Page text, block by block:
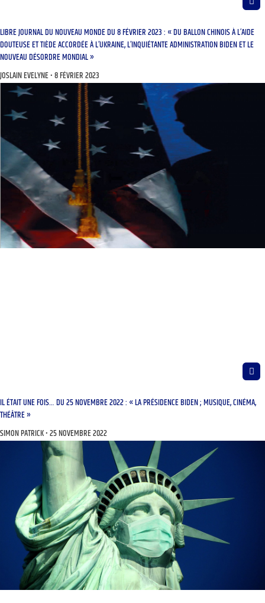
LIBRE JOURNAL DU NOUVEAU MONDE DU 8 FÉVRIER 2023 : « DU BALLON CHINOIS À L’AIDE
DOUTEUSE ET TIÈDE ACCORDÉE À L’UKRAINE, L’INQUIÉTANTE ADMINISTRATION BIDEN ET LE
NOUVEAU DÉSORDRE MONDIAL »
JOSLAIN EVELYNE 8 FÉVRIER 2023
IL ÉTAIT UNE FOIS… DU 25 NOVEMBRE 2022 : « LA PRÉSIDENCE BIDEN ; MUSIQUE, CINÉMA,
THÉÂTRE »
SIMON PATRICK 25 NOVEMBRE 2022